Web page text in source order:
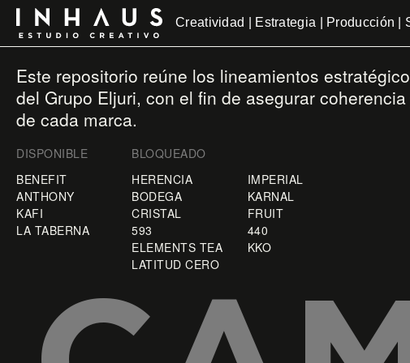
Creatividad | Estrategia | Producción |
Este repositorio reúne los lineamientos
del Grupo Eljuri, con el fin de asegurar
de cada marca.
DISPONIBLE
BLOQUEADO
BENEFIT
ANTHONY
KAFI
LA TABERNA
HERENCIA
BODEGA
CRISTAL
593
ELEMENTS TEA
LATITUD CERO
IMPERIAL
KARNAL
FRUIT
440
KKO